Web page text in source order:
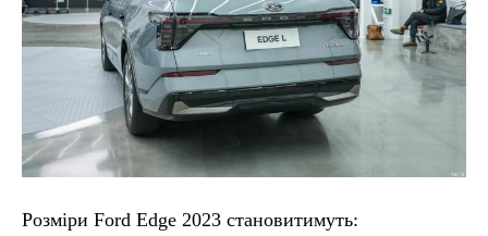
Розміри Ford Edge 2023 становитимуть: